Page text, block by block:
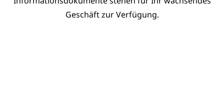
Geschäft zur Verfügung.